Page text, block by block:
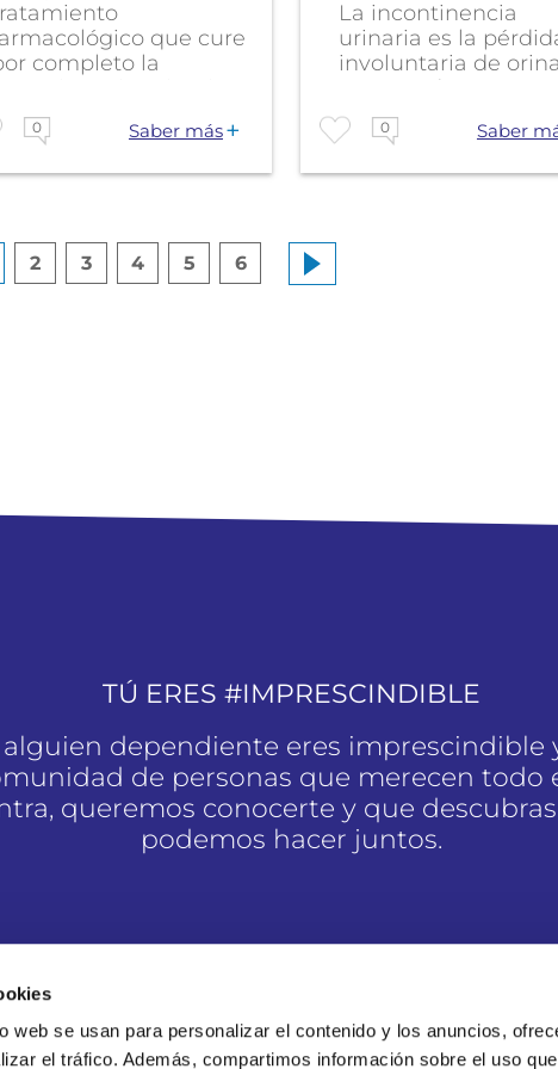
web se usan para personalizar el contenido y los anuncios,
el tráfico. Además, compartimos información sobre el uso
que cure
completo la
0 Saber más
La incontinencia
urinaria es la
involuntaria de
que puede...
0 Saber
2 3 4 5 6
TÚ ERES #IMPRESCINDIBLE
alguien dependiente eres imprescindible
de personas que merecen todo
queremos conocerte y que
podemos hacer juntos.